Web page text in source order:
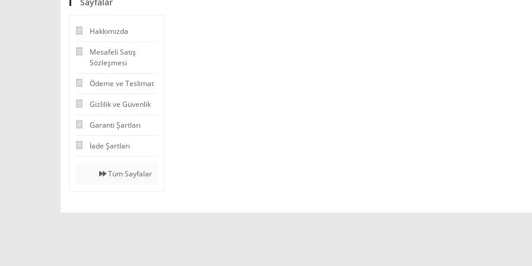
Sayfalar
Hakkımızda
Mesafeli Satış
Sözleşmesi
Ödeme ve Teslimat
Gizlilik ve Güvenlik
Garanti Şartları
İade Şartları
Tüm Sayfalar